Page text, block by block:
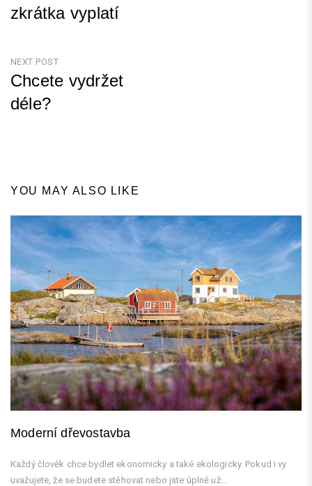
zkrátka vyplatí
NEXT POST
Chcete vydržet
déle?
YOU MAY ALSO LIKE
Moderní dřevostavba
Každý člověk chce bydlet ekonomicky a také ekologicky. Pokud i vy
uvažujete, že se budete stěhovat nebo jste úplně už...